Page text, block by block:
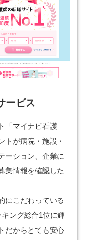
ービス
「マイナビ看護
トが病院・施設・
ーション、企業に
集情報を確認した
にこだわっている
ング総合1位に輝
だからとても安心